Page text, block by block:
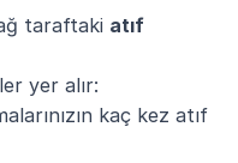
taraftaki atıf
yer alır:
kaç kez atıf